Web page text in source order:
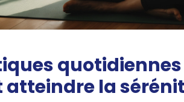
atteindre la